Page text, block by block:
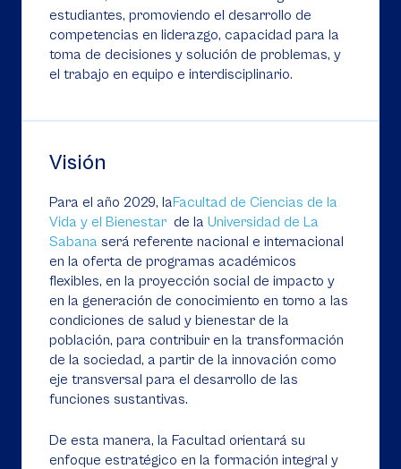
estudiantes, promoviendo el desarrollo de
competencias en liderazgo, capacidad para la
toma de decisiones y solución de problemas, y
el trabajo en equipo e interdisciplinario.
Visión
Para el año 2029, laFacultad de Ciencias de la
Vida y el Bienestar de la Universidad de La
Sabana será referente nacional e internacional
en la oferta de programas académicos
flexibles, en la proyección social de impacto y
en la generación de conocimiento en torno a las
condiciones de salud y bienestar de la
población, para contribuir en la transformación
de la sociedad, a partir de la innovación como
eje transversal para el desarrollo de las
funciones sustantivas.
De esta manera, la Facultad orientará su
enfoque estratégico en la formación integral y